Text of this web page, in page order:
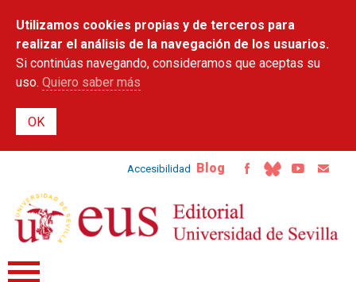
contenido
principal
Utilizamos cookies propias y de terceros para
realizar el análisis de la navegación de los usuarios.
Si continúas navegando, consideramos que aceptas su
uso. Quiero saber más
Accesibilidad Blog